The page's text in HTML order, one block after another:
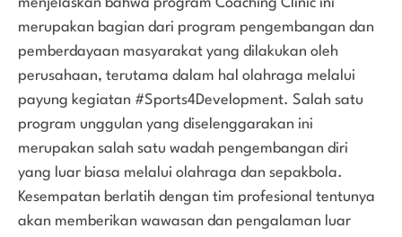
menjelaskan bahwa program Coaching Clinic ini
merupakan bagian dari program pengembangan dan
pemberdayaan masyarakat yang dilakukan oleh
perusahaan, terutama dalam hal olahraga melalui
payung kegiatan #Sports4Development. Salah satu
program unggulan yang diselenggarakan ini
merupakan salah satu wadah pengembangan diri
yang luar biasa melalui olahraga dan sepakbola.
Kesempatan berlatih dengan tim profesional tentunya
akan memberikan wawasan dan pengalaman luar